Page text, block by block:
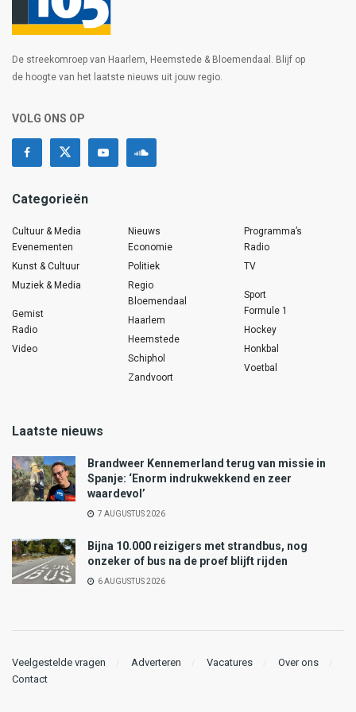
De streekomroep van Haarlem, Heemstede & Bloemendaal. Blijf op
de hoogte van het laatste nieuws uit jouw regio.
VOLG ONS OP
Categorieën
Cultuur & Media
Evenementen
Kunst & Cultuur
Muziek & Media
Gemist
Radio
Video
Nieuws
Economie
Politiek
Regio
Bloemendaal
Haarlem
Heemstede
Schiphol
Zandvoort
Programma’s
Radio
TV
Sport
Formule 1
Hockey
Honkbal
Voetbal
Laatste nieuws
Brandweer Kennemerland terug van missie in
Spanje: ‘Enorm indrukwekkend en zeer
waardevol’
7 AUGUSTUS 2026
Bijna 10.000 reizigers met strandbus, nog
onzeker of bus na de proef blijft rijden
6 AUGUSTUS 2026
Veelgestelde vragen Adverteren Vacatures
Over ons
Contact